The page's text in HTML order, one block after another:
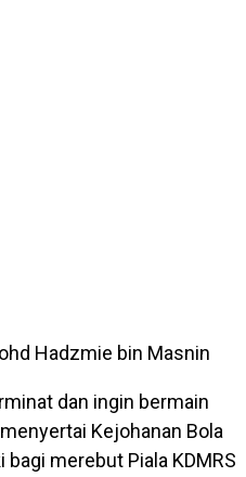
Hadzmie bin Masnin
dan ingin bermain
Kejohanan Bola
bagi merebut Piala KDMRS